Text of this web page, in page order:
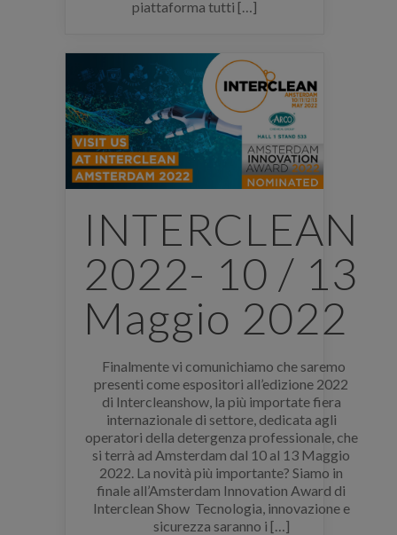
piattaforma tutti […]
INTERCLEAN
2022- 10 / 13
Maggio 2022
Finalmente vi comunichiamo che saremo
presenti come espositori all’edizione 2022
di Intercleanshow, la più importate fiera
internazionale di settore, dedicata agli
operatori della detergenza professionale, che
si terrà ad Amsterdam dal 10 al 13 Maggio
2022. La novità più importante? Siamo in
finale all’Amsterdam Innovation Award di
Interclean Show Tecnologia, innovazione e
sicurezza saranno i […]